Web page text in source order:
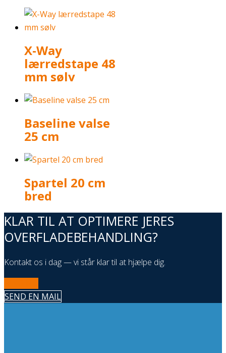
X-Way
lærredstape 48
mm sølv
Baseline valse
25 cm
Spartel 20 cm
bred
KLAR TIL AT OPTIMERE JERES
OVERFLADEBEHANDLING?
Kontakt os i dag — vi står klar til at hjælpe dig.
SEND EN MAIL